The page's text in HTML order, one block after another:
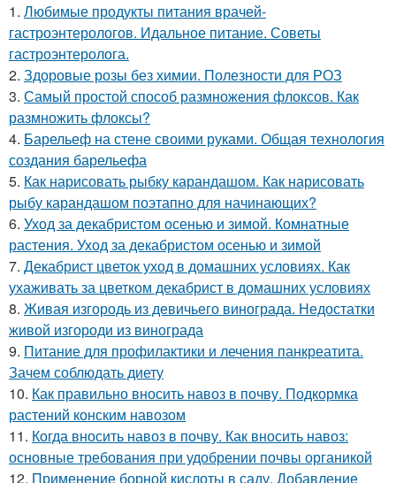
1. Любимые продукты питания врачей-
гастроэнтерологов. Идальное питание. Советы
гастроэнтеролога.
2. Здоровые розы без химии. Полезности для РОЗ
3. Самый простой способ размножения флоксов. Как
размножить флоксы?
4. Барельеф на стене своими руками. Общая технология
создания барельефа
5. Как нарисовать рыбку карандашом. Как нарисовать
рыбу карандашом поэтапно для начинающих?
6. Уход за декабристом осенью и зимой. Комнатные
растения. Уход за декабристом осенью и зимой
7. Декабрист цветок уход в домашних условиях. Как
ухаживать за цветком декабрист в домашних условиях
8. Живая изгородь из девичьего винограда. Недостатки
живой изгороди из винограда
9. Питание для профилактики и лечения панкреатита.
Зачем соблюдать диету
10. Как правильно вносить навоз в почву. Подкормка
растений конским навозом
11. Когда вносить навоз в почву. Как вносить навоз:
основные требования при удобрении почвы органикой
12. Применение борной кислоты в саду. Добавление